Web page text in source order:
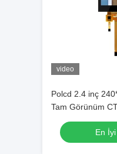
video
Polcd 2.4 inç
Tam Görünüm
Dokunmatik
En İyi